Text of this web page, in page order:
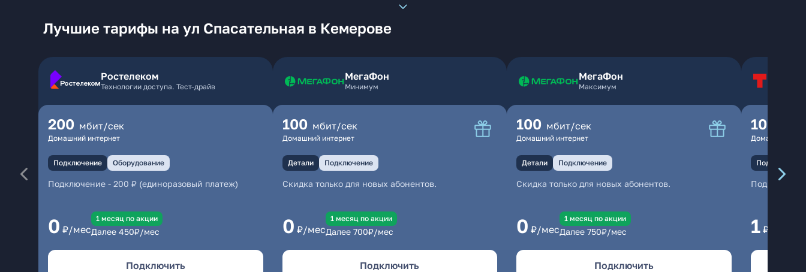
Лучшие тарифы на ул Спасательная в Кемерове
Ростелеком
Технологии доступа. Тест-драйв
200 мбит/сек
Домашний интернет
Подключение Оборудование
Подключение - 200 ₽ (единоразовый платеж)
0 ₽/мес
1 месяц по акции
Далее 450₽/мес
Подключить
МегаФон
Минимум
100 мбит/сек
Домашний интернет
Детали Подключение
Скидка только для новых абонентов.
0 ₽/мес
1 месяц по акции
Далее 700₽/мес
Подключить
МегаФон
Максимум
100 мбит/сек
Домашний интернет
Детали Подключение
Скидка только для новых абонентов.
0 ₽/мес
1 месяц по акции
Далее 750₽/мес
Подключить
100
Домашний
Подключение
1 ₽/мес